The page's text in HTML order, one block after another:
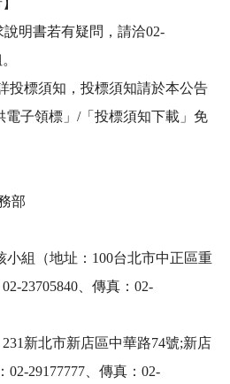
明書若有疑問，請洽02-
投標須知，投標須知請於本公告
電子領標」/「投標須知下載」免
部
小組（地址：100台北市中正區重
23705840、傳真：02-
新北市新店區中華路74號;新店
02-29177777、傳真：02-